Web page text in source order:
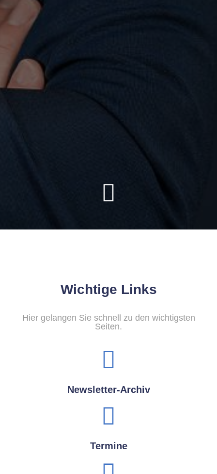
Wichtige Links
Hier gelangen Sie schnell zu den wichtigsten
Seiten.
Newsletter-Archiv
Termine